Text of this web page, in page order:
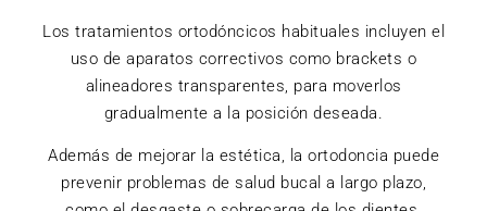
Los tratamientos ortodóncicos habituales incluyen el
uso de aparatos correctivos como brackets o
alineadores transparentes, para moverlos
gradualmente a la posición deseada.
Además de mejorar la estética, la ortodoncia puede
prevenir problemas de salud bucal a largo plazo,